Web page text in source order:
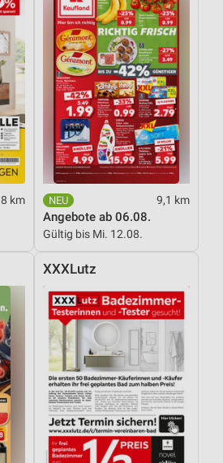
8 km 9,1 km
Angebote ab 06.08.
Gültig bis Mi. 12.08.
XXXLutz